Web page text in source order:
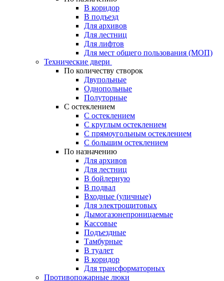
В коридор
В подъезд
Для архивов
Для лестниц
Для лифтов
Для мест общего пользования (МОП)
Технические двери
По количеству створок
Двупольные
Однопольные
Полуторные
С остеклением
С остеклением
С круглым остеклением
С прямоугольным остеклением
С большим остеклением
По назначению
Для архивов
Для лестниц
В бойлерную
В подвал
Входные (уличные)
Для электрощитовых
Дымогазонепроницаемые
Кассовые
Подъездные
Тамбурные
В туалет
В коридор
Для трансформаторных
Противопожарные люки